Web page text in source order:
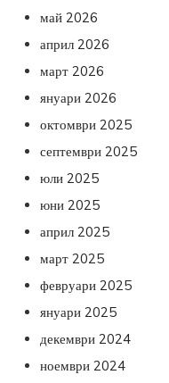
май 2026
април 2026
март 2026
януари 2026
октомври 2025
септември 2025
юли 2025
юни 2025
април 2025
март 2025
февруари 2025
януари 2025
декември 2024
ноември 2024